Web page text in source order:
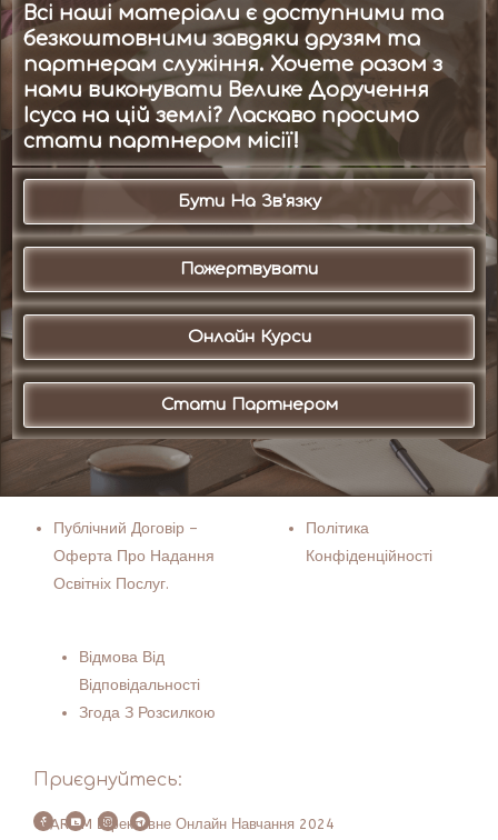
Всі наші матеріали є доступними та
безкоштовними завдяки друзям та
партнерам служіння. Хочете разом з
нами виконувати Велике Доручення
Ісуса на цій землі? Ласкаво просимо
стати партнером місії!
Бути На Зв'язку
Пожертвувати
Онлайн Курси
Стати Партнером
Публічний Договір –
Оферта Про Надання
Освітніх Послуг.
Політика
Конфіденційності
Відмова Від
Відповідальності
Згода З Розсилкою
Приєднуйтесь:
© ARI-M Ефективне Онлайн Навчання 2024